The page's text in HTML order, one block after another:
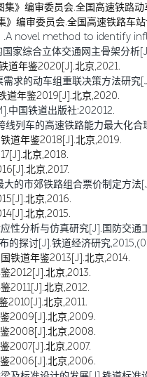
集》编审委员会.全国高速铁路
》编审委员会.全国高速铁路车
.A novel method to identify
家综合立体交通网主骨架分
道年鉴2020[J].北京,2021.
求的动车组重联决策方法研
道年鉴2019[J].北京,2020.
中国铁道出版社:202012.
线列车的高速铁路能力最大化
道年鉴2018[J].北京,2019.
北京,2018.
北京,2017.
的市郊铁路组合票价制定方法
北京,2016.
北京,2015.
性分析与仿真研究[J].国防交通
的探讨[J].铁道经济研究
铁道年鉴2013[J].北京,2014.
2012[J].北京,2013.
2011[J].北京,2012.
2010[J].北京,2011.
2009[J].北京,2009.
2008[J].北京,2008.
2007[J].北京,2007.
2006[J].北京,2006.